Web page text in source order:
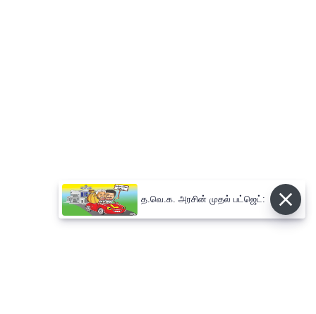
த.வெ.க. அரசின் முதல் பட்ஜெட்: